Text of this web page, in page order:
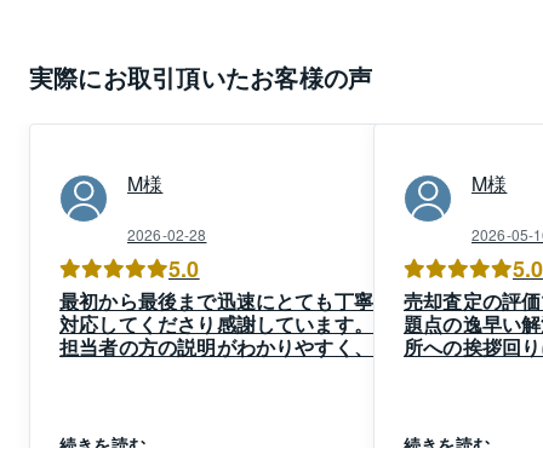
実際にお取引頂いたお客様の声
M様
2026-02-28
5.0
最初から最後まで迅速にとても丁寧に
対応してくださり感謝しています。
担当者の方の説明がわかりやすく、対
上げて販売できたように感じました。
続きを読む
M様
2026-05-
5.0
売却査定の評
題点の逸早い
所への挨拶回
くださいまし
続きを読む